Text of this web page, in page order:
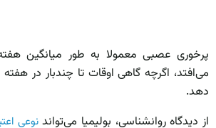
پرخوری عصبی معمولا به طور میانگین
می‌افتد، اگرچه گاهی اوقات تا چندبار در
دهد.
از دیدگاه روانشناسی، بولیمیا می‌تواندنوعی